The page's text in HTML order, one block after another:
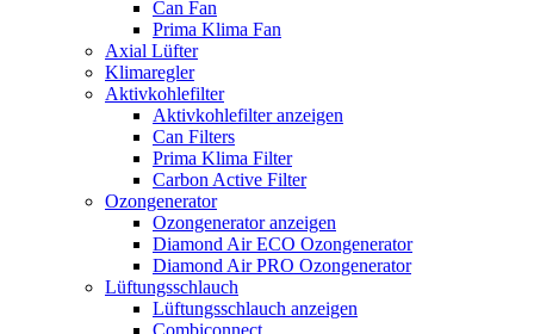
Can Fan
Prima Klima Fan
Axial Lüfter
Klimaregler
Aktivkohlefilter
Aktivkohlefilter anzeigen
Can Filters
Prima Klima Filter
Carbon Active Filter
Ozongenerator
Ozongenerator anzeigen
Diamond Air ECO Ozongenerator
Diamond Air PRO Ozongenerator
Lüftungsschlauch
Lüftungsschlauch anzeigen
Combiconnect